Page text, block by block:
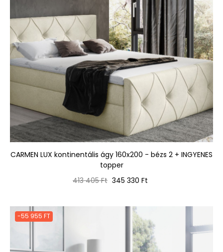
CARMEN LUX kontinentális ágy 160x200 - bézs 2 + INGYENES
topper
Normál
413 405 Ft Ár
345 330 Ft
-55 955 FT